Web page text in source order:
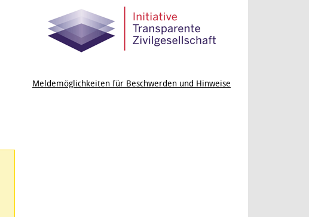
Meldemöglichkeiten für Beschwerden und Hinweise